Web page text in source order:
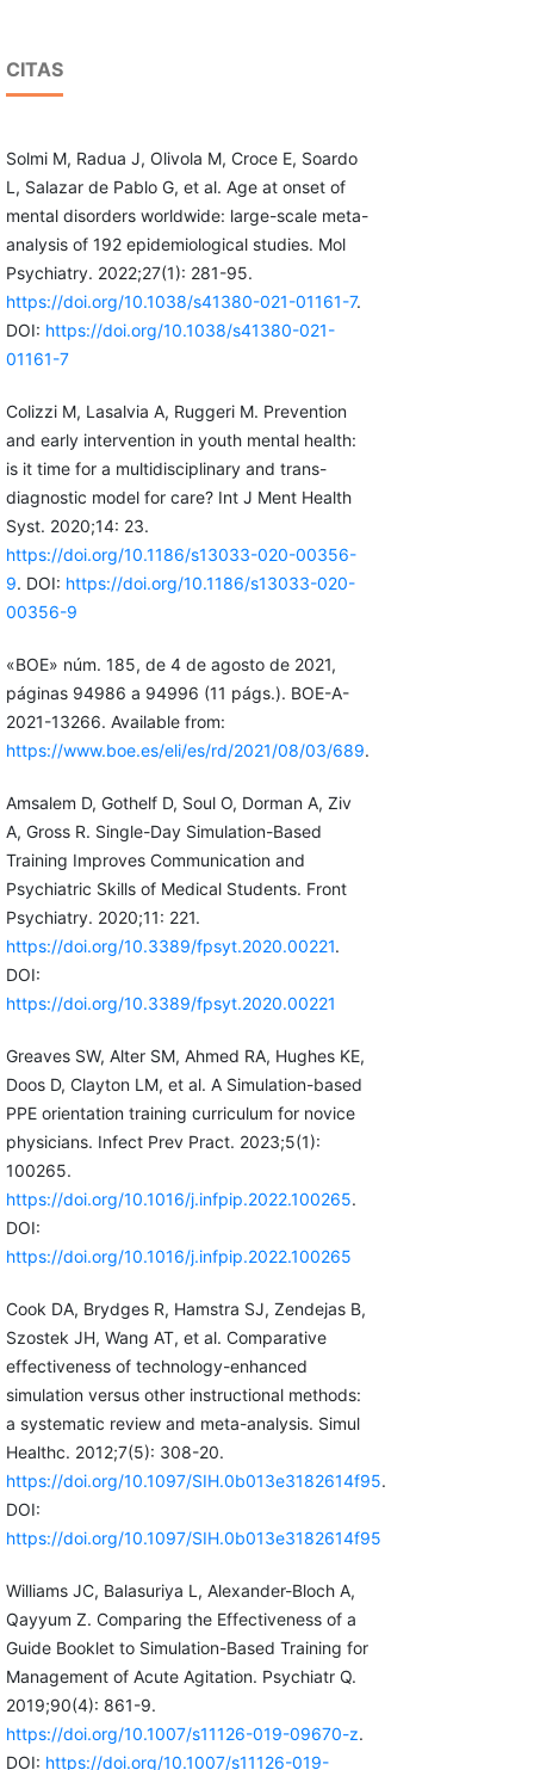
CITAS
Solmi M, Radua J, Olivola M, Croce E, Soardo
L, Salazar de Pablo G, et al. Age at onset of
mental disorders worldwide: large-scale meta-
analysis of 192 epidemiological studies. Mol
Psychiatry. 2022;27(1): 281-95.
https://doi.org/10.1038/s41380-021-01161-7.
DOI: https://doi.org/10.1038/s41380-021-
01161-7
Colizzi M, Lasalvia A, Ruggeri M. Prevention
and early intervention in youth mental health:
is it time for a multidisciplinary and trans-
diagnostic model for care? Int J Ment Health
Syst. 2020;14: 23.
https://doi.org/10.1186/s13033-020-00356-
9. DOI: https://doi.org/10.1186/s13033-020-
00356-9
«BOE» núm. 185, de 4 de agosto de 2021,
páginas 94986 a 94996 (11 págs.). BOE-A-
2021-13266. Available from:
https://www.boe.es/eli/es/rd/2021/08/03/689.
Amsalem D, Gothelf D, Soul O, Dorman A, Ziv
A, Gross R. Single-Day Simulation-Based
Training Improves Communication and
Psychiatric Skills of Medical Students. Front
Psychiatry. 2020;11: 221.
https://doi.org/10.3389/fpsyt.2020.00221.
DOI:
https://doi.org/10.3389/fpsyt.2020.00221
Greaves SW, Alter SM, Ahmed RA, Hughes KE,
Doos D, Clayton LM, et al. A Simulation-based
PPE orientation training curriculum for novice
physicians. Infect Prev Pract. 2023;5(1):
100265.
https://doi.org/10.1016/j.infpip.2022.100265.
DOI:
https://doi.org/10.1016/j.infpip.2022.100265
Cook DA, Brydges R, Hamstra SJ, Zendejas B,
Szostek JH, Wang AT, et al. Comparative
effectiveness of technology-enhanced
simulation versus other instructional methods:
a systematic review and meta-analysis. Simul
Healthc. 2012;7(5): 308-20.
https://doi.org/10.1097/SIH.0b013e3182614f95.
DOI:
https://doi.org/10.1097/SIH.0b013e3182614f95
Williams JC, Balasuriya L, Alexander-Bloch A,
Qayyum Z. Comparing the Effectiveness of a
Guide Booklet to Simulation-Based Training for
Management of Acute Agitation. Psychiatr Q.
2019;90(4): 861-9.
https://doi.org/10.1007/s11126-019-09670-z.
DOI: https://doi.org/10.1007/s11126-019-